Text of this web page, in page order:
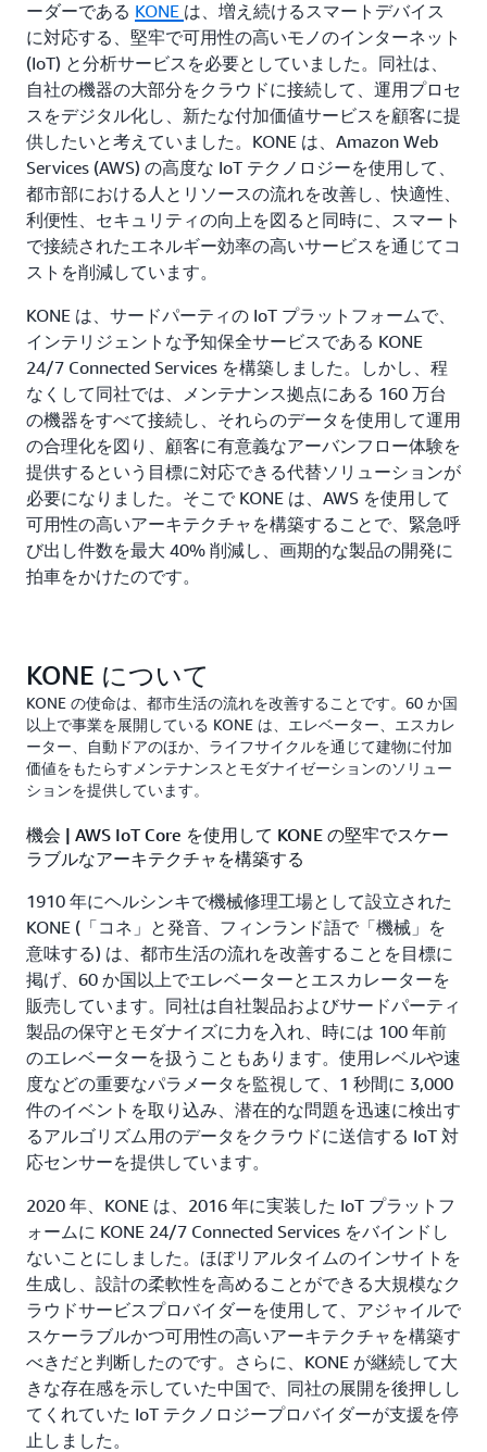
ーダーである KONE は、増え続けるスマートデバイス
に対応する、堅牢で可用性の高いモノのインターネット
(IoT) と分析サービスを必要としていました。同社は、
自社の機器の大部分をクラウドに接続して、運用プロセ
スをデジタル化し、新たな付加価値サービスを顧客に提
供したいと考えていました。KONE は、Amazon Web
Services (AWS) の高度な IoT テクノロジーを使用して、
都市部における人とリソースの流れを改善し、快適性、
利便性、セキュリティの向上を図ると同時に、スマート
で接続されたエネルギー効率の高いサービスを通じてコ
ストを削減しています。
KONE は、サードパーティの IoT プラットフォームで、
インテリジェントな予知保全サービスである KONE
24/7 Connected Services を構築しました。しかし、程
なくして同社では、メンテナンス拠点にある 160 万台
の機器をすべて接続し、それらのデータを使用して運用
の合理化を図り、顧客に有意義なアーバンフロー体験を
提供するという目標に対応できる代替ソリューションが
必要になりました。そこで KONE は、AWS を使用して
可用性の高いアーキテクチャを構築することで、緊急呼
び出し件数を最大 40% 削減し、画期的な製品の開発に
拍車をかけたのです。
KONE について
KONE の使命は、都市生活の流れを改善することです。60 か国
以上で事業を展開している KONE は、エレベーター、エスカレ
ーター、自動ドアのほか、ライフサイクルを通じて建物に付加
価値をもたらすメンテナンスとモダナイゼーションのソリュー
ションを提供しています。
機会 | AWS IoT Core を使用して KONE の堅牢でスケー
ラブルなアーキテクチャを構築する
1910 年にヘルシンキで機械修理工場として設立された
KONE (「コネ」と発音、フィンランド語で「機械」を
意味する) は、都市生活の流れを改善することを目標に
掲げ、60 か国以上でエレベーターとエスカレーターを
販売しています。同社は自社製品およびサードパーティ
製品の保守とモダナイズに力を入れ、時には 100 年前
のエレベーターを扱うこともあります。使用レベルや速
度などの重要なパラメータを監視して、1 秒間に 3,000
件のイベントを取り込み、潜在的な問題を迅速に検出す
るアルゴリズム用のデータをクラウドに送信する IoT 対
応センサーを提供しています。
2020 年、KONE は、2016 年に実装した IoT プラットフ
ォームに KONE 24/7 Connected Services をバインドし
ないことにしました。ほぼリアルタイムのインサイトを
生成し、設計の柔軟性を高めることができる大規模なク
ラウドサービスプロバイダーを使用して、アジャイルで
スケーラブルかつ可用性の高いアーキテクチャを構築す
べきだと判断したのです。さらに、KONE が継続して大
きな存在感を示していた中国で、同社の展開を後押しし
てくれていた IoT テクノロジープロバイダーが支援を停
止しました。